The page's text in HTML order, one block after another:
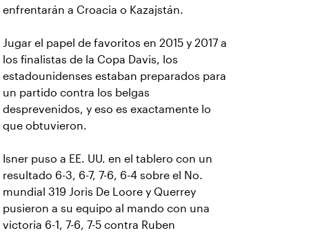
enfrentarán a Croacia o Kazajstán.
Jugar el papel de favoritos en 2015 y 2017 a
los finalistas de la Copa Davis, los
estadounidenses estaban preparados para
un partido contra los belgas
desprevenidos, y eso es exactamente lo
que obtuvieron.
Isner puso a EE. UU. en el tablero con un
resultado 6-3, 6-7, 7-6, 6-4 sobre el No.
mundial 319 Joris De Loore y Querrey
pusieron a su equipo al mando con una
victoria 6-1, 7-6, 7-5 contra Ruben